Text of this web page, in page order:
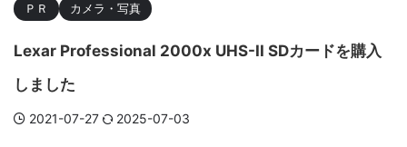
アーカイブ
ＰＲ カメラ・写真
Lexar Professional 2000x UHS-II SDカードを購入
しました
2021-07-27 2025-07-03